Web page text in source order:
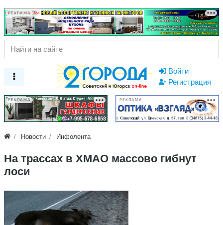
РЕКЛАМА
Войти
Регистрация
РЕКЛАМА РЕКЛАМА
Новости Инфолента
На трассах в ХМАО массово гибнут
лоси